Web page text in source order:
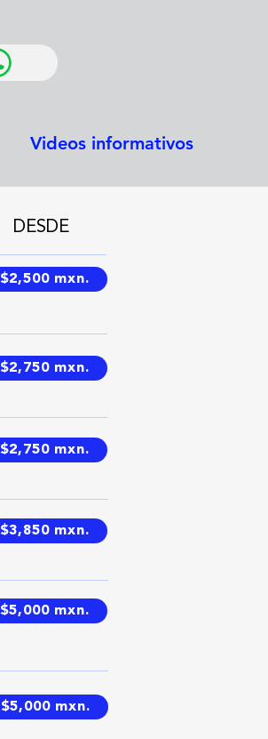
Videos informativos
DESDE
$2,500 mxn.
$2,750 mxn.
$2,750 mxn.
$3,850 mxn.
$5,000 mxn.
$5,000 mxn.